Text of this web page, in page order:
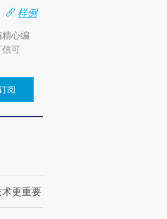
样例
心编
信可
阅
更重要